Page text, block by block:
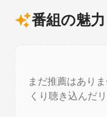
番組の魅
まだ推薦はあり
くり聴き込んだ